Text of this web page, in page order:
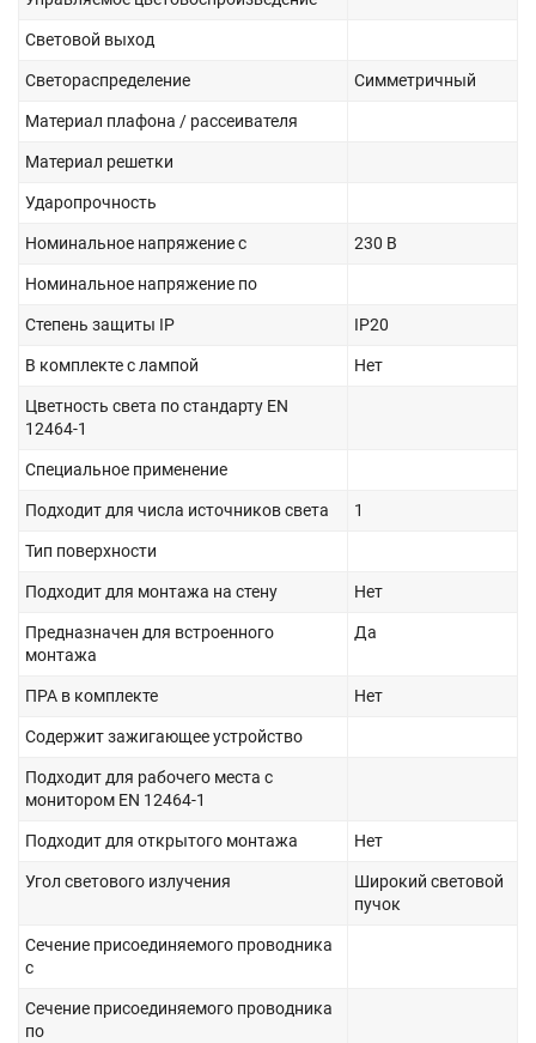
Световой выход
Светораспределение Симметричный
Материал плафона / рассеивателя
Материал решетки
Ударопрочность
Номинальное напряжение с 230 В
Номинальное напряжение по
Степень защиты IP IP20
В комплекте с лампой Нет
Цветность света по стандарту EN
12464-1
Специальное применение
Подходит для числа источников света 1
Тип поверхности
Подходит для монтажа на стену Нет
Предназначен для встроенного
монтажа
Да
ПРА в комплекте Нет
Содержит зажигающее устройство
Подходит для рабочего места с
монитором EN 12464-1
Подходит для открытого монтажа Нет
Угол светового излучения
Широкий световой
пучок
Сечение присоединяемого проводника
с
Сечение присоединяемого проводника
по